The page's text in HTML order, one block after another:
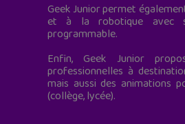
Geek Junior permet
et à la robotique avec
programmable.
Enfin, Geek Junior
professionnelles à
mais aussi des animations
(collège, lycée).